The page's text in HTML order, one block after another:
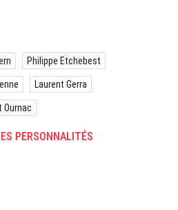
Philippe Etchebest
Laurent Gerra
Ournac
PERSONNALITÉS